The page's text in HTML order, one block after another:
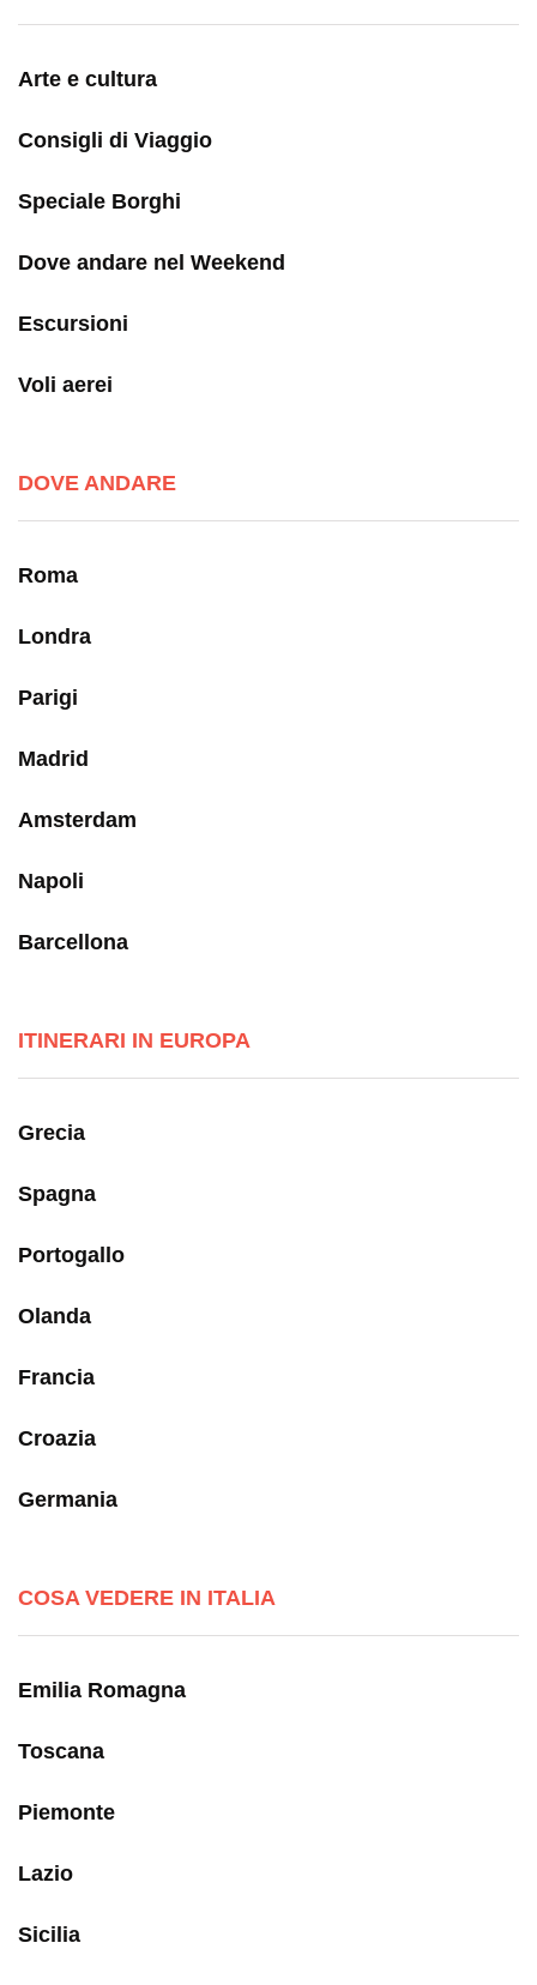
Arte e cultura
Consigli di Viaggio
Speciale Borghi
Dove andare nel Weekend
Escursioni
Voli aerei
DOVE ANDARE
Roma
Londra
Parigi
Madrid
Amsterdam
Napoli
Barcellona
ITINERARI IN EUROPA
Grecia
Spagna
Portogallo
Olanda
Francia
Croazia
Germania
COSA VEDERE IN ITALIA
Emilia Romagna
Toscana
Piemonte
Lazio
Sicilia